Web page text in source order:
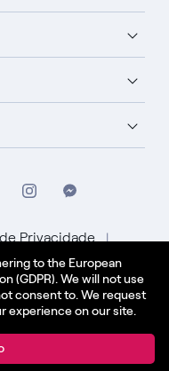
to the European
(GDPR). We will not use
consent to. We request
experience on our site.
Privacidade
Enel Spa